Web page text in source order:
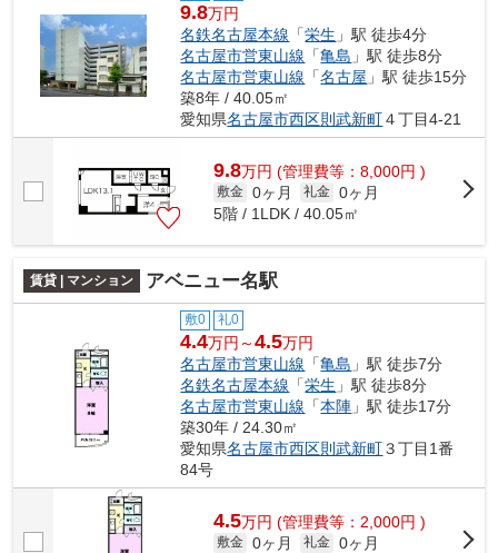
9.8万円
名鉄名古屋本線 「栄生 」駅 徒歩4分
名古屋市営東山線 「亀島 」駅 徒歩8分
名古屋市営東山線 「名古屋 」駅 徒歩15分
築8年 / 40.05㎡
愛知県名古屋市西区則武新町４丁目4-21
9.8万円 (管理費等：8,000円 )
敷金 0ヶ月 礼金 0ヶ月
5階 / 1LDK / 40.05㎡
賃貸 | マンション アベニュー名駅
敷0 礼0
4.4万円～4.5万円
名古屋市営東山線 「亀島 」駅 徒歩7分
名鉄名古屋本線 「栄生 」駅 徒歩8分
名古屋市営東山線 「本陣 」駅 徒歩17分
築30年 / 24.30㎡
愛知県名古屋市西区則武新町３丁目1番
84号
4.5万円 (管理費等：2,000円 )
敷金 0ヶ月 礼金 0ヶ月